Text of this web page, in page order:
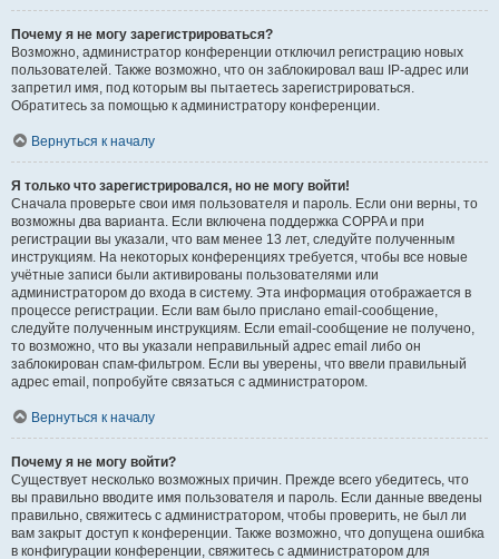
Почему я не могу зарегистрироваться?
Возможно, администратор конференции отключил регистрацию новых
пользователей. Также возможно, что он заблокировал ваш IP-адрес или
запретил имя, под которым вы пытаетесь зарегистрироваться.
Обратитесь за помощью к администратору конференции.
Вернуться к началу
Я только что зарегистрировался, но не могу войти!
Сначала проверьте свои имя пользователя и пароль. Если они верны, то
возможны два варианта. Если включена поддержка COPPA и при
регистрации вы указали, что вам менее 13 лет, следуйте полученным
инструкциям. На некоторых конференциях требуется, чтобы все новые
учётные записи были активированы пользователями или
администратором до входа в систему. Эта информация отображается в
процессе регистрации. Если вам было прислано email-сообщение,
следуйте полученным инструкциям. Если email-сообщение не получено,
то возможно, что вы указали неправильный адрес email либо он
заблокирован спам-фильтром. Если вы уверены, что ввели правильный
адрес email, попробуйте связаться с администратором.
Вернуться к началу
Почему я не могу войти?
Существует несколько возможных причин. Прежде всего убедитесь, что
вы правильно вводите имя пользователя и пароль. Если данные введены
правильно, свяжитесь с администратором, чтобы проверить, не был ли
вам закрыт доступ к конференции. Также возможно, что допущена ошибка
в конфигурации конференции, свяжитесь с администратором для